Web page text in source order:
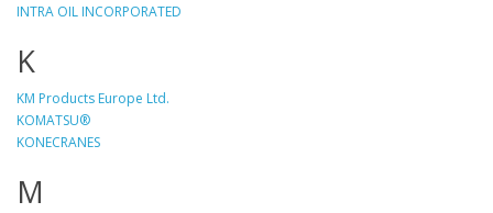
INTRA OIL INCORPORATED
K
KM Products Europe Ltd.
KOMATSU®
KONECRANES
M